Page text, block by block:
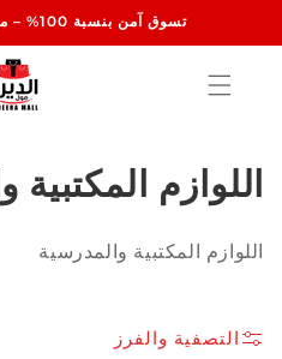
المحتوى
تسوق آمن بنسبة 100% – موثوق به من قبل الآلاف!
م
و
اللوازم
اللوازم المكتبية والمدرسية
التصفية والفرز